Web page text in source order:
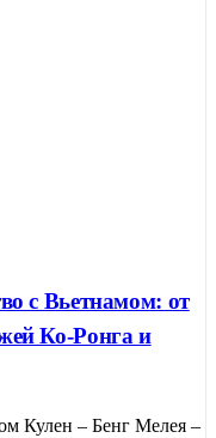
с Вьетнамом: от
Ко-Ронга и
Кулен – Бенг Мелея –